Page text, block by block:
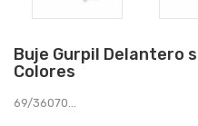
Buje Gurpil Delantero
Colores
69/36070...